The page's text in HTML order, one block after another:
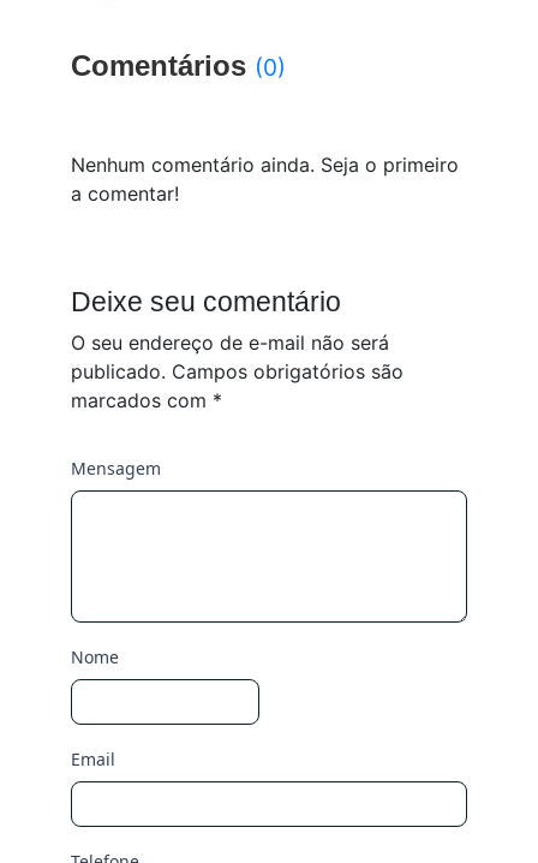
Comentários (0)
Nenhum comentário ainda. Seja o primeiro
a comentar!
Deixe seu comentário
O seu endereço de e-mail não será
publicado. Campos obrigatórios são
marcados com *
Mensagem
Nome
Email